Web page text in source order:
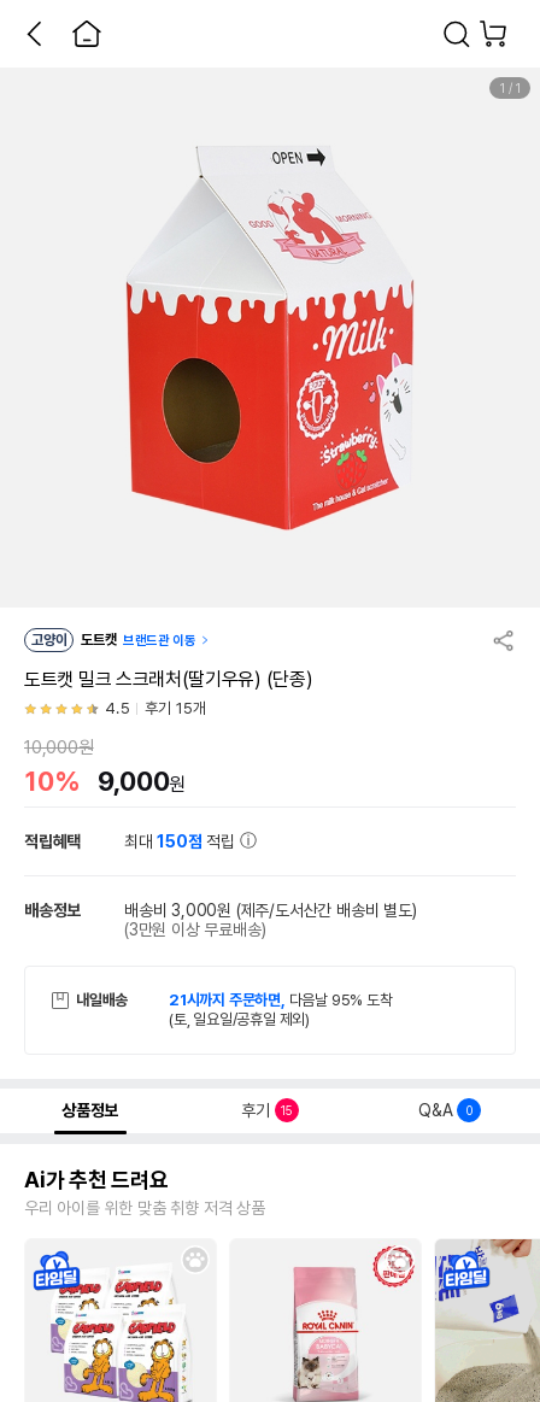
1 / 1
고양이 도트캣 브랜드관 이동
도트캣 밀크 스크래처(딸기우유) (단종)
4.5 후기 15개
10,000원
10% 9,000원
적립혜택 최대150점 적립
배송정보 배송비 3,000원 (제주/도서산간 배송비 별도)
(3만원 이상 무료배송)
내일배송 21시까지 주문하면, 다음날 95% 도착
(토, 일요일/공휴일 제외)
상품정보 후기 15 Q&A 0
Ai가 추천 드려요
우리 아이를 위한 맞춤 취향 저격 상품